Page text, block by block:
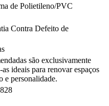
de Polietileno/PVC
Contra Defeito de
são exclusivamente
ideais para renovar espaços
e personalidade.